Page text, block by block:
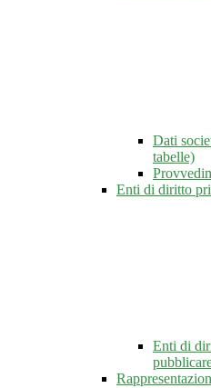
Dati
tabelle)
Enti di diritto
Enti di